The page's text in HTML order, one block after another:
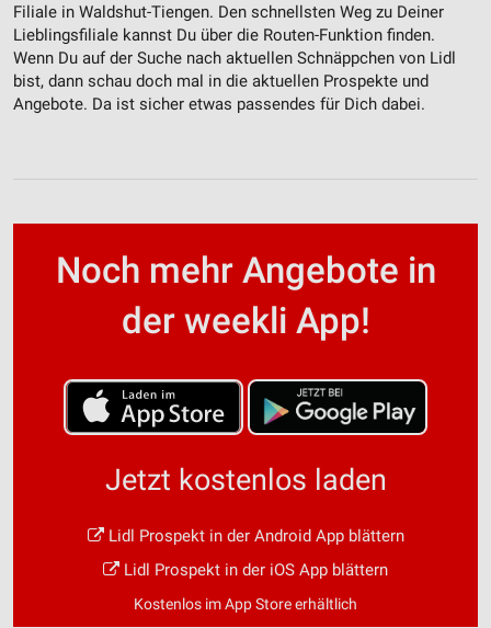
Filiale in Waldshut-Tiengen. Den schnellsten Weg zu Deiner
Lieblingsfiliale kannst Du über die Routen-Funktion finden.
Wenn Du auf der Suche nach aktuellen Schnäppchen von Lidl
bist, dann schau doch mal in die aktuellen Prospekte und
Angebote. Da ist sicher etwas passendes für Dich dabei.
Noch mehr Angebote in
der weekli App!
Jetzt kostenlos laden
Lidl Prospekt in der Android App blättern
Lidl Prospekt in der iOS App blättern
Kostenlos im App Store erhältlich